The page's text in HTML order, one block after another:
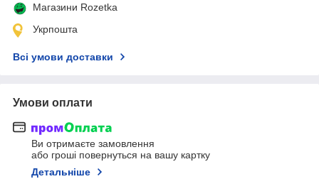
Магазини Rozetka
Укрпошта
Всі умови доставки
Умови оплати
Ви отримаєте замовлення
або гроші повернуться на вашу картку
Детальніше